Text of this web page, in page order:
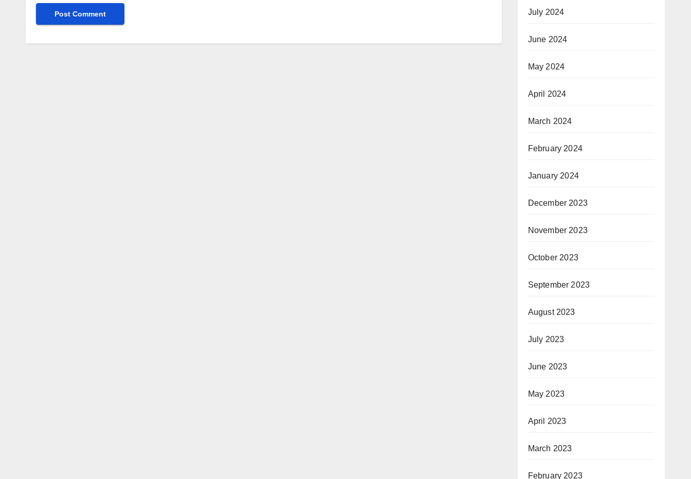
July 2024
June 2024
May 2024
April 2024
March 2024
February 2024
January 2024
December 2023
November 2023
October 2023
September 2023
August 2023
July 2023
June 2023
May 2023
April 2023
March 2023
February 2023